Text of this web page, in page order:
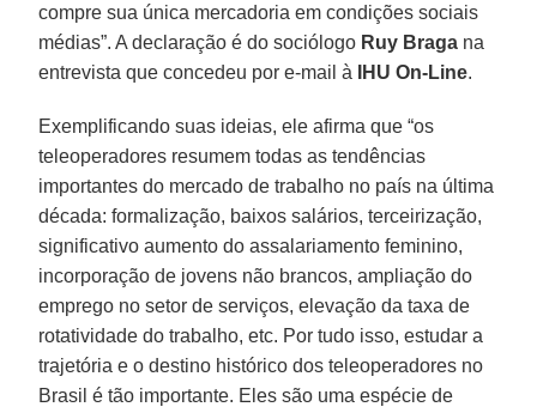
compre sua única mercadoria em condições sociais
médias”. A declaração é do sociólogo Ruy Braga na
entrevista que concedeu por e-mail à
IHU On-Line.
Exemplificando suas ideias, ele afirma que “os
teleoperadores resumem todas as tendências
importantes do mercado de trabalho no país na última
década: formalização, baixos salários, terceirização,
significativo aumento do assalariamento feminino,
incorporação de jovens não brancos, ampliação do
emprego no setor de serviços, elevação da taxa de
rotatividade do trabalho, etc. Por tudo isso, estudar a
trajetória e o destino histórico dos teleoperadores no
Brasil é tão importante. Eles são uma espécie de